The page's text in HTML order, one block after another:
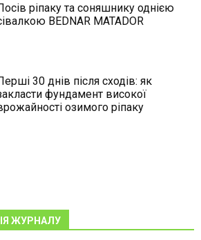
ріпаку та соняшнику однією
BEDNAR MATADOR
30 днів після сходів: як
фундамент високої
озимого ріпаку
ЖУРНАЛУ